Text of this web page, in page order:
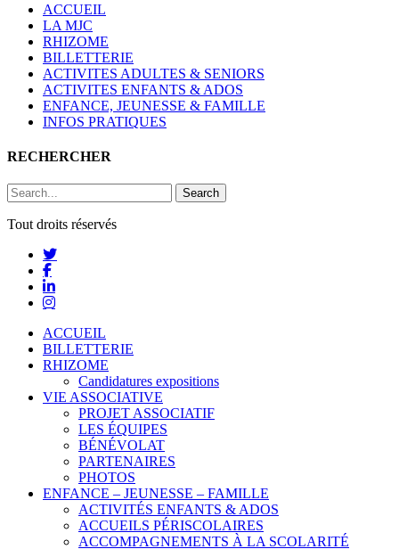
ACCUEIL
LA MJC
RHIZOME
BILLETTERIE
ACTIVITES ADULTES & SENIORS
ACTIVITES ENFANTS & ADOS
ENFANCE, JEUNESSE & FAMILLE
INFOS PRATIQUES
RECHERCHER
Search
Tout droits réservés
ACCUEIL
BILLETTERIE
RHIZOME
Candidatures expositions
VIE ASSOCIATIVE
PROJET ASSOCIATIF
LES ÉQUIPES
BÉNÉVOLAT
PARTENAIRES
PHOTOS
ENFANCE – JEUNESSE – FAMILLE
ACTIVITÉS ENFANTS & ADOS
ACCUEILS PÉRISCOLAIRES
ACCOMPAGNEMENTS À LA SCOLARITÉ